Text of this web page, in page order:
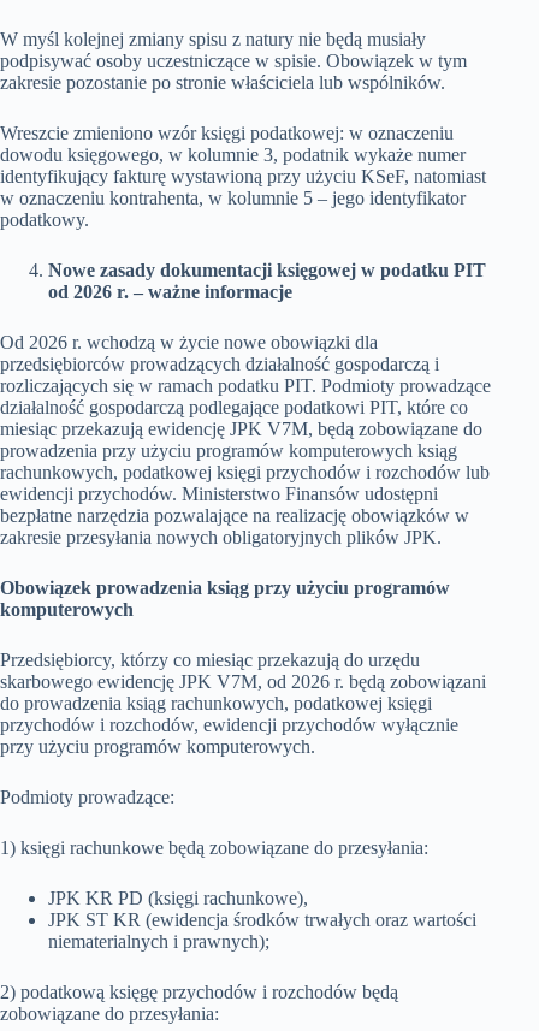
W myśl kolejnej zmiany spisu z natury nie będą musiały
podpisywać osoby uczestniczące w spisie. Obowiązek w tym
zakresie pozostanie po stronie właściciela lub wspólników.
Wreszcie zmieniono wzór księgi podatkowej: w oznaczeniu
dowodu księgowego, w kolumnie 3, podatnik wykaże numer
identyfikujący fakturę wystawioną przy użyciu KSeF, natomiast
w oznaczeniu kontrahenta, w kolumnie 5 – jego identyfikator
podatkowy.
Nowe zasady dokumentacji księgowej w podatku PIT
od 2026 r. – ważne informacje
Od 2026 r. wchodzą w życie nowe obowiązki dla
przedsiębiorców prowadzących działalność gospodarczą i
rozliczających się w ramach podatku PIT. Podmioty prowadzące
działalność gospodarczą podlegające podatkowi PIT, które co
miesiąc przekazują ewidencję JPK V7M, będą zobowiązane do
prowadzenia przy użyciu programów komputerowych ksiąg
rachunkowych, podatkowej księgi przychodów i rozchodów lub
ewidencji przychodów. Ministerstwo Finansów udostępni
bezpłatne narzędzia pozwalające na realizację obowiązków w
zakresie przesyłania nowych obligatoryjnych plików JPK.
Obowiązek prowadzenia ksiąg przy użyciu programów
komputerowych
Przedsiębiorcy, którzy co miesiąc przekazują do urzędu
skarbowego ewidencję JPK V7M, od 2026 r. będą zobowiązani
do prowadzenia ksiąg rachunkowych, podatkowej księgi
przychodów i rozchodów, ewidencji przychodów wyłącznie
przy użyciu programów komputerowych.
Podmioty prowadzące:
1) księgi rachunkowe będą zobowiązane do przesyłania:
JPK KR PD (księgi rachunkowe),
JPK ST KR (ewidencja środków trwałych oraz wartości
niematerialnych i prawnych);
2) podatkową księgę przychodów i rozchodów będą
zobowiązane do przesyłania: